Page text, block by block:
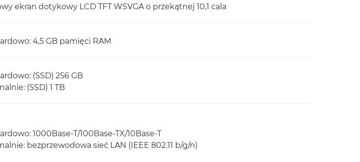
ekran dotykowy LCD TFT WSVGA o przekątnej 10,1 cala
4,5 GB pamięci RAM
(SSD) 256 GB
(SSD) 1 TB
1000Base-T/100Base-TX/10Base-T
bezprzewodowa sieć LAN (IEEE 802.11 b/g/n)